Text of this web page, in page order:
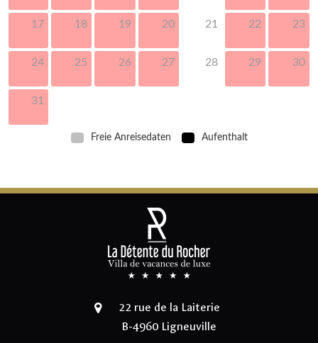
17 18 19 20 21 22 23
24 25 26 27 28 29 30
31
Freie Anreisedaten Aufenthalt
22 rue de la Laiterie
B-4960 Ligneuville